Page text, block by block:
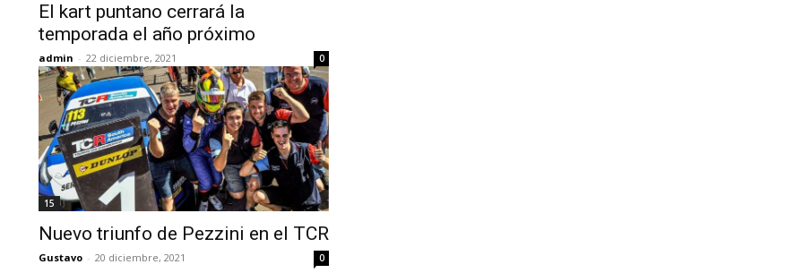
El kart puntano cerrará la
temporada el año próximo
admin - 22 diciembre, 2021 0
15
Nuevo triunfo de Pezzini en el TCR
Gustavo - 20 diciembre, 2021 0